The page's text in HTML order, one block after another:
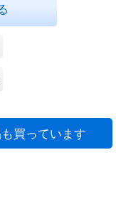
買っています